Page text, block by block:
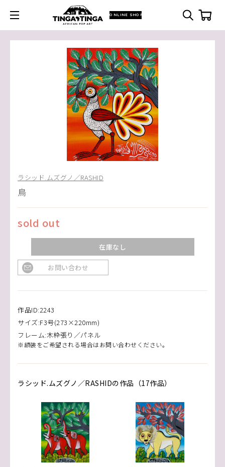
ONLINE SHOP
ラシッド.ムズグノ／RASHID
鳥
sold out
在庫なし
お問い合わせ
作品ID:2243
サイズ:F3号(273×220mm)
フレーム:木枠張り／パネル
※額装をご希望される場合はお問い合わせください。
ラシッド.ムズグノ／RASHIDの作品（17作品）